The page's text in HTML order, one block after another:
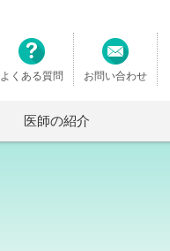
お問い合わせ
よくある質問
医師の紹介